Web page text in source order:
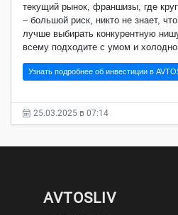
текущий рынок, франшизы, где
– большой риск, никто не знает,
лучше выбирать конкурентную
всему подходите с умом и
Узнать подробнее об инвестиции в
25.03.2025 в 07:14
AVTOSLIV